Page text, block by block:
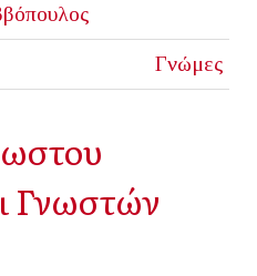
Γνώμες
Γνωστών